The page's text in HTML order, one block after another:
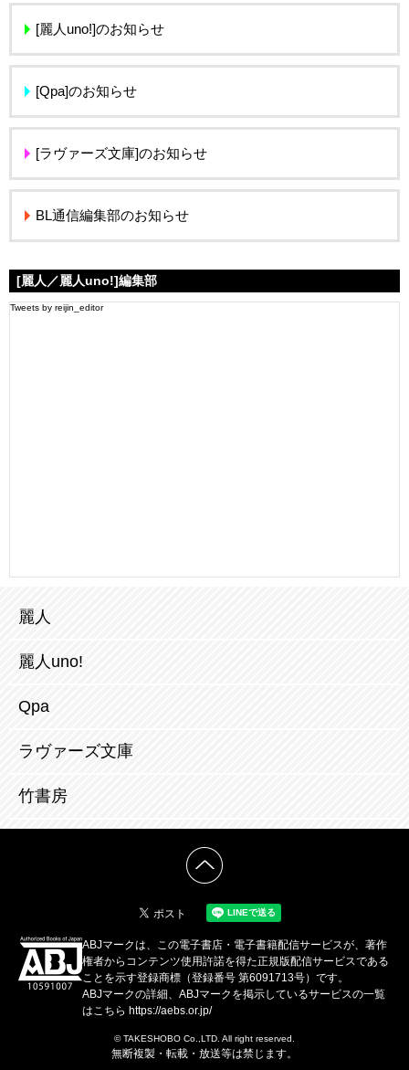
[麗人uno!]のお知らせ
[Qpa]のお知らせ
[ラヴァーズ文庫]のお知らせ
BL通信編集部のお知らせ
[麗人／麗人uno!]編集部
Tweets by reijin_editor
麗人
麗人uno!
Qpa
ラヴァーズ文庫
竹書房
ABJマークは、この電子書店・電子書籍配信サービスが、著作
権者からコンテンツ使用許諾を得た正規版配信サービスである
ことを示す登録商標（登録番号 第6091713号）です。
ABJマークの詳細、ABJマークを掲示しているサービスの一覧
はこちら https://aebs.or.jp/
© TAKESHOBO Co.,LTD. All right reserved.
無断複製・転載・放送等は禁じます。